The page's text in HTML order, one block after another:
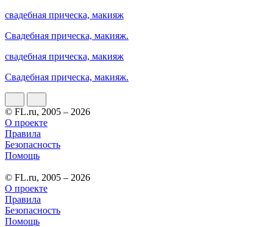
свадебная прическа, макияж
Свадебная прическа, макияж.
свадебная прическа, макияж
Свадебная прическа, макияж.
© FL.ru, 2005 – 2026
О проекте
Правила
Безопасность
Помощь
© FL.ru, 2005 – 2026
О проекте
Правила
Безопасность
Помощь